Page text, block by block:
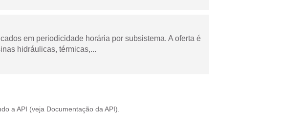
em periodicidade horária por subsistema. A oferta é
hidráulicas, térmicas,...
a API (veja Documentação da API ).